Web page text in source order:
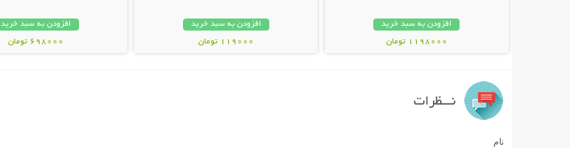
افزودن به سبد خرید
1198000 تومان
افزودن به سبد خرید
119000 تومان
افزودن به سبد خرید
698000 تومان
نـــظرات
نام